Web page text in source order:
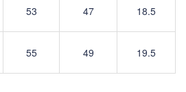
53 47 18.5
55 49 19.5